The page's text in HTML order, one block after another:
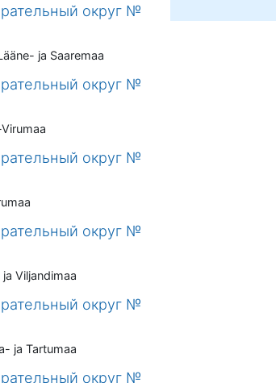
округ №
ja Saaremaa
округ №
округ №
округ №
Viljandimaa
округ №
ja Tartumaa
округ №